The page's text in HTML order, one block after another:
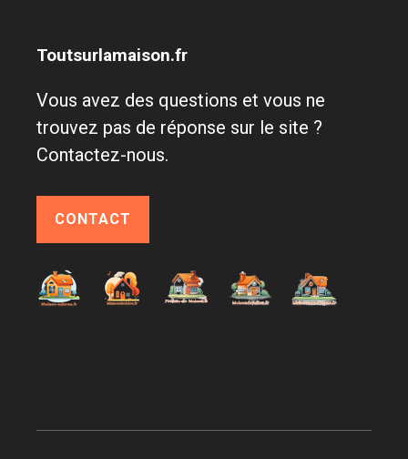
Toutsurlamaison.fr
Vous avez des questions et vous ne
trouvez pas de réponse sur le site ?
Contactez-nous.
CONTACT